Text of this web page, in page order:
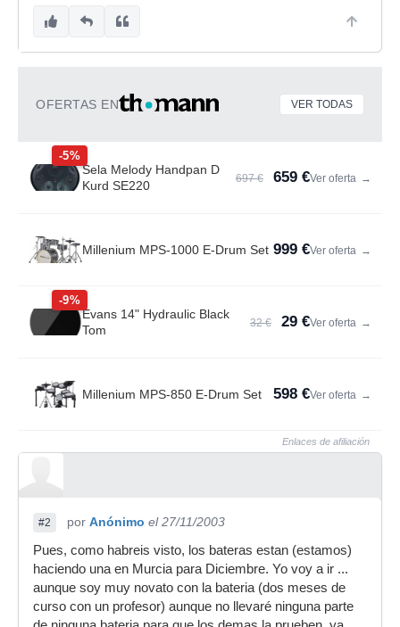
OFERTAS EN VER TODAS
-5%
Sela Melody Handpan D
Kurd SE220
697 € 659 €Ver oferta →
Millenium MPS-1000 E-Drum Set 999 €Ver oferta →
-9%
Evans 14" Hydraulic Black
Tom
32 € 29 €Ver oferta →
Millenium MPS-850 E-Drum Set 598 €Ver oferta →
Enlaces de afiliación
#2 por Anónimo el 27/11/2003
Pues, como habreis visto, los bateras estan (estamos)
haciendo una en Murcia para Diciembre. Yo voy a ir ...
aunque soy muy novato con la bateria (dos meses de
curso con un profesor) aunque no llevaré ninguna parte